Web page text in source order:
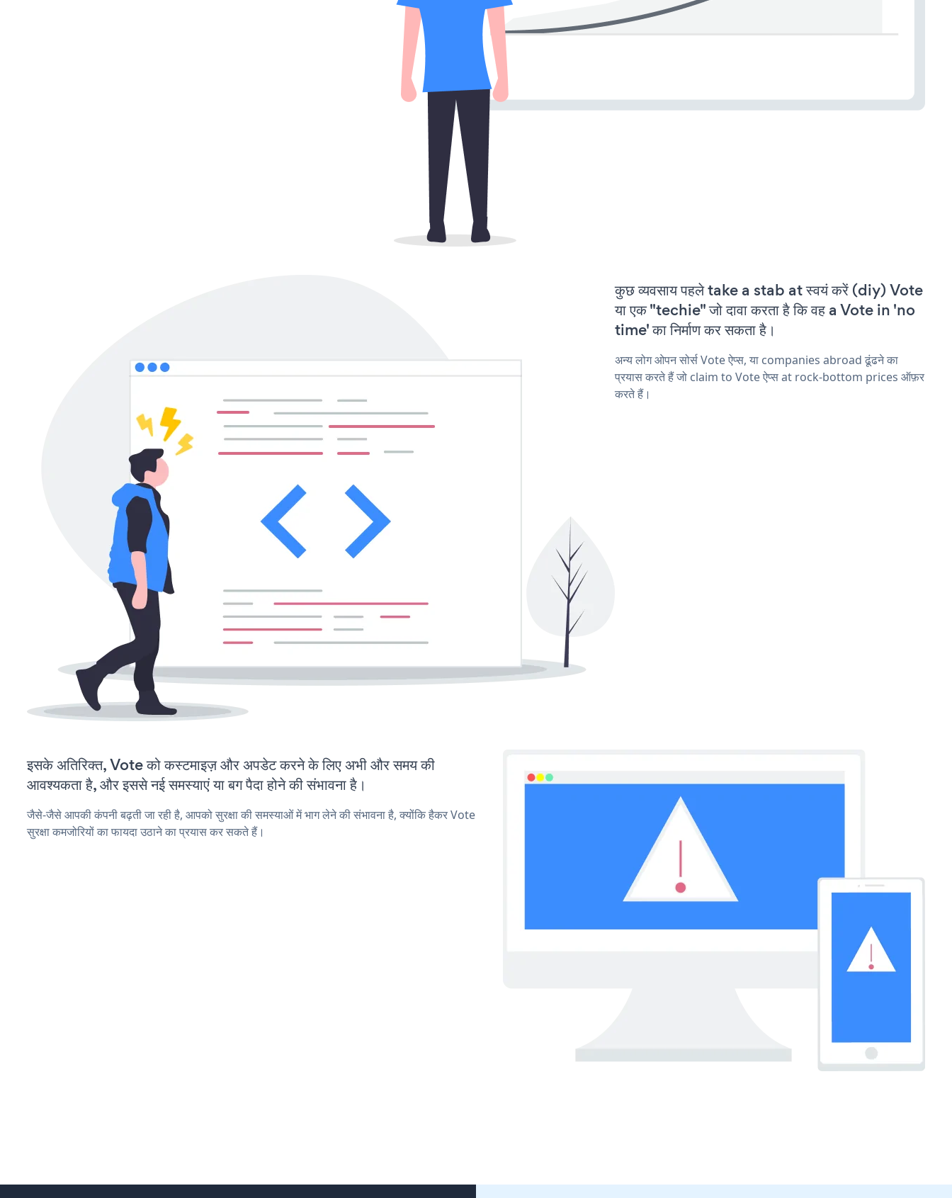
कुछ व्यवसाय पहले take a stab at स्वयं करें (diy) Vote
या एक "techie" जो दावा करता है कि वह a Vote in 'no
time' का निर्माण कर सकता है।
अन्य लोग ओपन सोर्स Vote ऐप्स, या companies abroad ढूंढने का
प्रयास करते हैं जो claim to Vote ऐप्स at rock-bottom prices ऑफ़र
करते हैं।
इसके अतिरिक्त, Vote को कस्टमाइज़ और अपडेट करने के लिए अभी और समय की
आवश्यकता है, और इससे नई समस्याएं या बग पैदा होने की संभावना है।
जैसे-जैसे आपकी कंपनी बढ़ती जा रही है, आपको सुरक्षा की समस्याओं में भाग लेने की संभावना है, क्योंकि हैकर Vote
सुरक्षा कमजोरियों का फायदा उठाने का प्रयास कर सकते हैं।